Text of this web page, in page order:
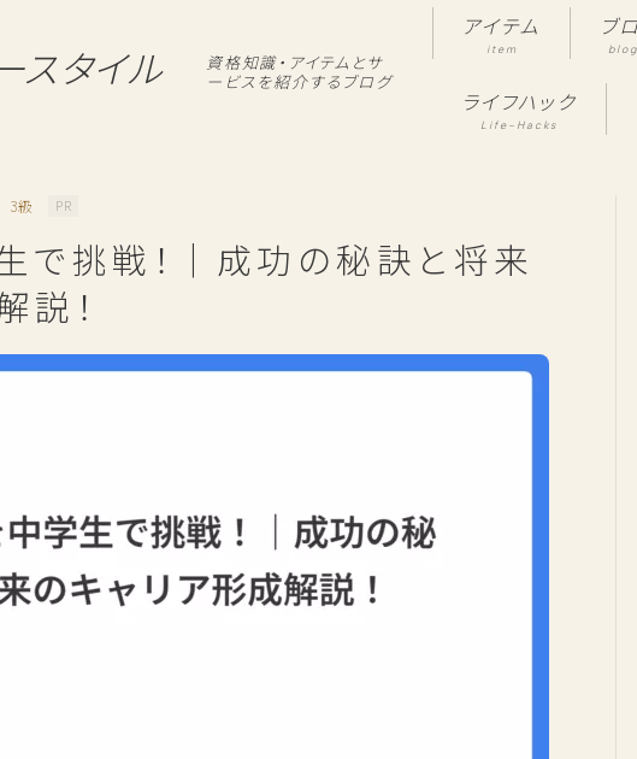
スタイル
資格知識・アイテムとサ
ービスを紹介するブログ
アイテム
item
ブ
ライフハック
Life-Hacks
3級 PR
で挑戦！｜成功の秘訣と将来
説！